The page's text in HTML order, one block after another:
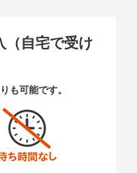
（自宅で受け
も可能です。